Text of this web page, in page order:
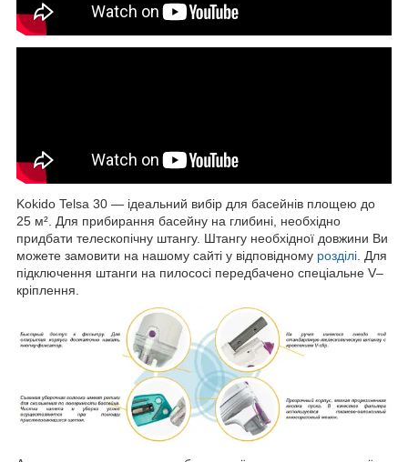
Kokido Telsa 30 — ідеальний вибір для басейнів площею до
25 м². Для прибирання басейну на глибині, необхідно
придбати телескопічну штангу. Штангу необхідної довжини Ви
можете замовити на нашому сайті у відповідному розділі. Для
підключення штанги на пилососі передбачено спеціальне V–
кріплення.